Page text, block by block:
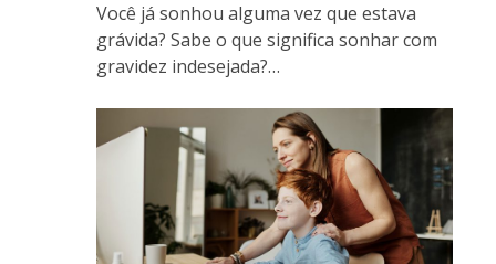
Você já sonhou alguma vez que estava
grávida? Sabe o que significa sonhar com
gravidez indesejada?…